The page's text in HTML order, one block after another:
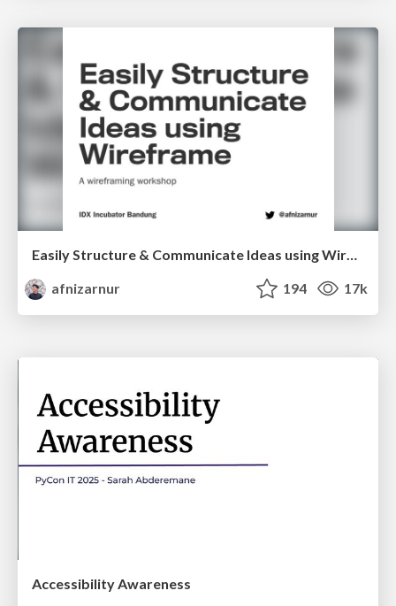
afnizarnur
194 17k
Accessibility Awareness